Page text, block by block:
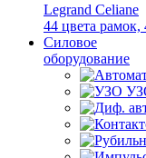
Legrand Celiane
44 цвета
Силовое
оборудование